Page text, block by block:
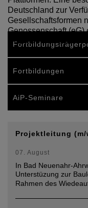
Deutschland zur
Gesellschaftsformen
Genossenschaft
Rechtsform werden
Fortbildungen
AiP-Seminare
Projektleitung
07. August
In Bad Neuenahr-
Unterstüzung zur
Rahmen des